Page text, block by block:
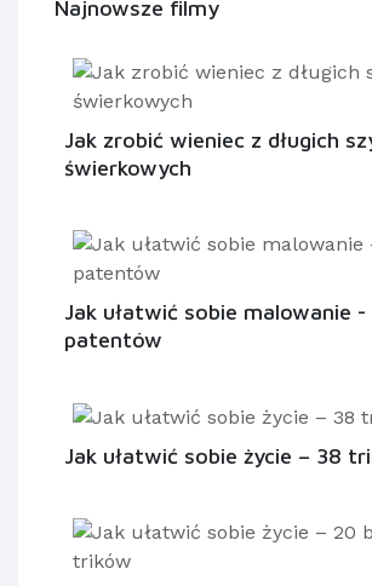
Najnowsze filmy
Jak zrobić wieniec z długich
świerkowych
Jak ułatwić sobie malowanie -
patentów
Jak ułatwić sobie życie – 38